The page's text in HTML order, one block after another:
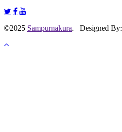
©2025 Sampurnakura. Designed By: